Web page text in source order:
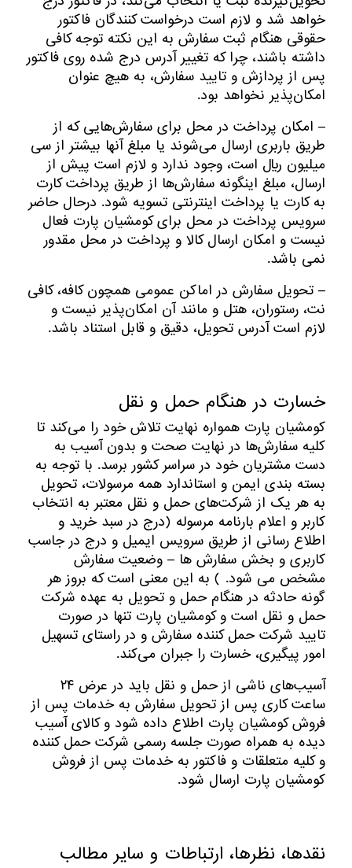
خواهد شد و لازم است درخواست کنندگان فاکتور
حقوقی هنگام ثبت سفارش به این نکته توجه کافی
داشته باشند، چرا که تغییر آدرس درج شده روی فاکتور
پس از پردازش و تایید سفارش، به هیچ عنوان
امکان‌پذیر نخواهد بود.
– امکان پرداخت در محل برای سفارش‌هایی که از
طریق باربری ارسال می‌شوند یا مبلغ آنها بیشتر از سی
میلیون ریال است، وجود ندارد و لازم است پیش از
ارسال، مبلغ اینگونه سفارش‌ها از طریق پرداخت کارت
به کارت یا پرداخت اینترنتی تسویه شود. درحال حاضر
سرویس پرداخت در محل برای کومشیان پارت فعال
نیست و امکان ارسال کالا و پرداخت در محل مقدور
نمی باشد.
– تحویل سفارش در اماکن عمومی همچون کافه، کافی
نت، رستوران، هتل و مانند آن امکان‌پذیر نیست و
لازم است آدرس تحویل، دقیق و قابل استناد باشد.
خسارت در هنگام حمل و نقل
کومشیان پارت همواره نهایت تلاش خود را می‏‌کند تا
کلیه سفارش‏‌ها در نهایت صحت و بدون آسیب به
دست مشتریان خود در سراسر کشور برسد. با توجه به
بسته بندی ایمن و استاندارد همه مرسولات، تحویل
به هر یک از شرکت‌‏های حمل و نقل معتبر به انتخاب
کاربر و اعلام بارنامه مرسوله (درج در سبد خرید و
اطلاع رسانی از طریق سرویس ایمیل و درج در جاسب
کاربری و بخش سفارش ها – وضعیت سفارش
مشخص می شود. ) به این معنی است که بروز هر
گونه حادثه در هنگام حمل و تحویل به عهده شرکت
حمل و نقل است و کومشیان پارت تنها در صورت
تایید شرکت حمل کننده سفارش و در راستای تسهیل
امور پیگیری، خسارت را جبران می‌‏کند.
آسیب‏‌های ناشی از حمل و نقل باید در عرض ۲۴
ساعت کاری پس از تحویل سفارش به خدمات پس از
فروش کومشیان پارت اطلاع داده شود و کالای آسیب
دیده به همراه صورت جلسه رسمی شرکت حمل کننده
و کلیه متعلقات و فاکتور به خدمات پس از فروش
کومشیان پارت ارسال شود.
نقدها، نظرها، ارتباطات و سایر مطالب